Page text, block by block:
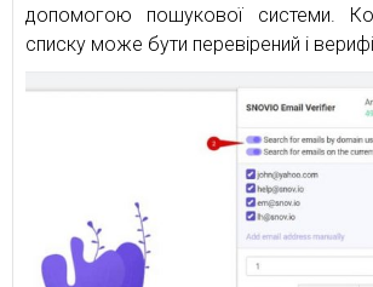
допомогою пошукової системи.
списку може бути перевірений і